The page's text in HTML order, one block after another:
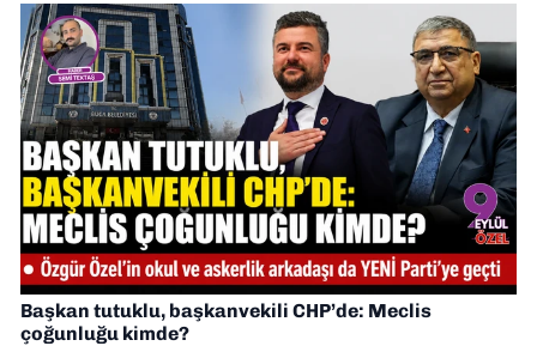
Başkan tutuklu, başkanvekili CHP’de: Meclis
çoğunluğu kimde?